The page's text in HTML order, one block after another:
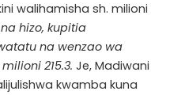
walihamisha sh. milioni
hizo, kupitia
na wenzao wa
215.3. Je, Madiwani
kwamba kuna